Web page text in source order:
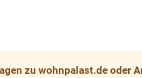
zu wohnpalast.de oder